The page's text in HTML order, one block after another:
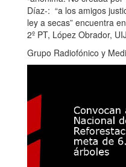
Díaz-: “a los amigos
ley a secas” encuentra
2º PT, López Obrador,
Grupo Radiofónico y